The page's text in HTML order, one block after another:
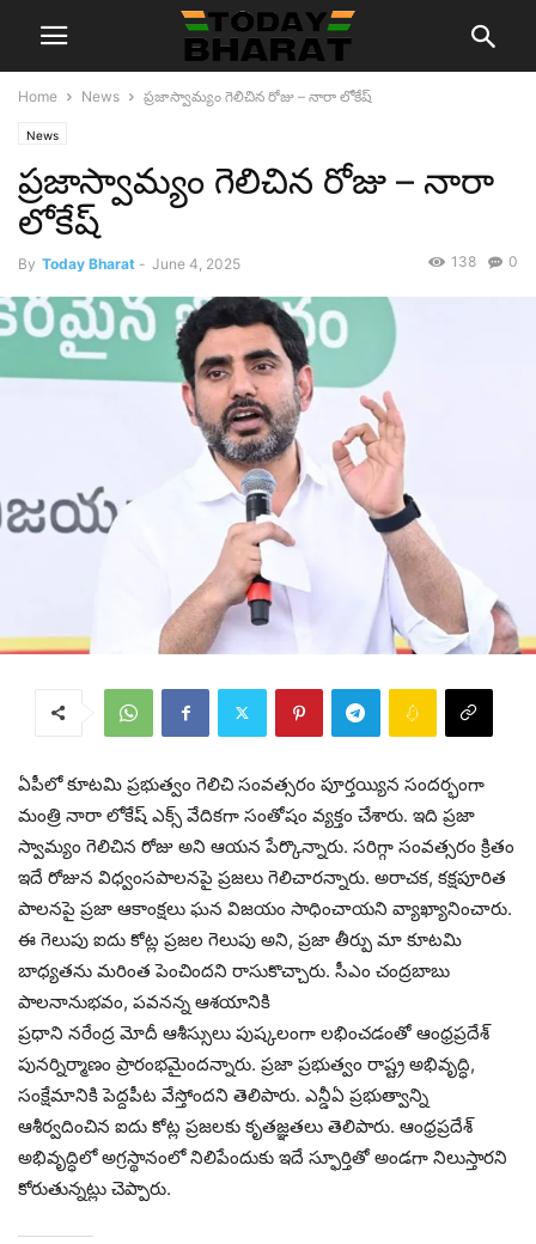
Home News ప్రజాస్వామ్యం గెలిచిన రోజు – నారా లోకేష్
News
ప్రజాస్వామ్యం గెలిచిన రోజు – నారా
లోకేష్
By Today Bharat - June 4, 2025 0
138
ఏపీలో కూట‌మి ప్ర‌భుత్వం గెలిచి సంవ‌త్స‌రం పూర్త‌య్యిన సంద‌ర్భంగా
మంత్రి నారా లోకేష్ ఎక్స్ వేదిక‌గా సంతోషం వ్య‌క్తం చేశారు. ఇది ప్ర‌జా
స్వామ్యం గెలిచిన రోజు అని ఆయ‌న పేర్కొన్నారు. సరిగ్గా సంవత్సరం క్రితం
ఇదే రోజున విధ్వంసపాలనపై ప్రజలు గెలిచార‌న్నారు. అరాచక, కక్షపూరిత
పాలనపై ప్రజా ఆకాంక్షలు ఘన విజయం సాధించాయ‌ని వ్యాఖ్యానించారు.
ఈ గెలుపు ఐదు కోట్ల ప్రజల గెలుపు అని, ప్రజా తీర్పు మా కూటమి
బాధ్యతను మరింత పెంచింద‌ని రాసుకొచ్చారు. సీఎం చంద్ర‌బాబు
పాలనానుభవం, పవనన్న ఆశయానికి
ప్ర‌ధాని న‌రేంద్ర మోదీ ఆశీస్సులు పుష్కలంగా లభించడంతో ఆంధ్రప్రదేశ్
పునర్నిర్మాణం ప్రారంభమైంద‌న్నారు. ప్రజా ప్రభుత్వం రాష్ట్ర అభివృద్ధి,
సంక్షేమానికి పెద్దపీట వేస్తోంద‌ని తెలిపారు. ఎన్డీఏ ప్రభుత్వాన్ని
ఆశీర్వదించిన ఐదు కోట్ల ప్రజలకు కృతజ్ఞతలు తెలిపారు. ఆంధ్రప్రదేశ్
అభివృద్ధిలో అగ్రస్థానంలో నిలిపేందుకు ఇదే స్ఫూర్తితో అండగా నిలుస్తారని
కోరుతున్న‌ట్లు చెప్పారు.